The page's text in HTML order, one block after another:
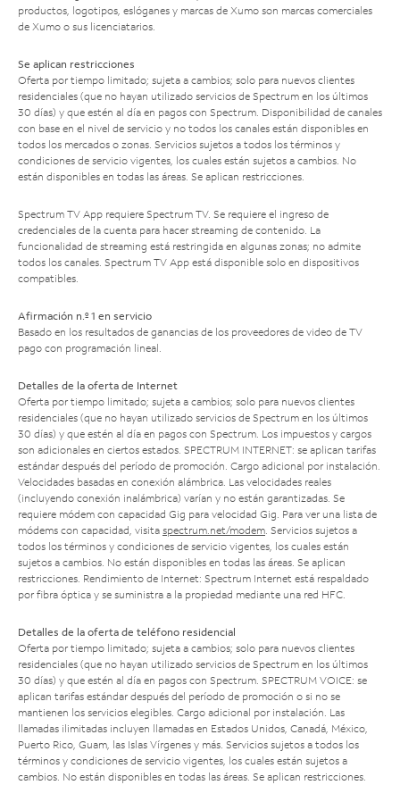
productos, logotipos, eslóganes y marcas de Xumo son marcas comerciales
de Xumo o sus licenciatarios.
Se aplican restricciones
Oferta por tiempo limitado; sujeta a cambios; solo para nuevos clientes
residenciales (que no hayan utilizado servicios de Spectrum en los últimos
30 días) y que estén al día en pagos con Spectrum. Disponibilidad de canales
con base en el nivel de servicio y no todos los canales están disponibles en
todos los mercados o zonas. Servicios sujetos a todos los términos y
condiciones de servicio vigentes, los cuales están sujetos a cambios. No
están disponibles en todas las áreas. Se aplican restricciones.
Spectrum TV App requiere Spectrum TV. Se requiere el ingreso de
credenciales de la cuenta para hacer streaming de contenido. La
funcionalidad de streaming está restringida en algunas zonas; no admite
todos los canales. Spectrum TV App está disponible solo en dispositivos
compatibles.
Afirmación n.º 1 en servicio
Basado en los resultados de ganancias de los proveedores de video de TV
pago con programación lineal.
Detalles de la oferta de Internet
Oferta por tiempo limitado; sujeta a cambios; solo para nuevos clientes
residenciales (que no hayan utilizado servicios de Spectrum en los últimos
30 días) y que estén al día en pagos con Spectrum. Los impuestos y cargos
son adicionales en ciertos estados. SPECTRUM INTERNET: se aplican tarifas
estándar después del período de promoción. Cargo adicional por instalación.
Velocidades basadas en conexión alámbrica. Las velocidades reales
(incluyendo conexión inalámbrica) varían y no están garantizadas. Se
requiere módem con capacidad Gig para velocidad Gig. Para ver una lista de
módems con capacidad, visita spectrum.net/modem. Servicios sujetos a
todos los términos y condiciones de servicio vigentes, los cuales están
sujetos a cambios. No están disponibles en todas las áreas. Se aplican
restricciones. Rendimiento de Internet: Spectrum Internet está respaldado
por fibra óptica y se suministra a la propiedad mediante una red HFC.
Detalles de la oferta de teléfono residencial
Oferta por tiempo limitado; sujeta a cambios; solo para nuevos clientes
residenciales (que no hayan utilizado servicios de Spectrum en los últimos
30 días) y que estén al día en pagos con Spectrum. SPECTRUM VOICE: se
aplican tarifas estándar después del período de promoción o si no se
mantienen los servicios elegibles. Cargo adicional por instalación. Las
llamadas ilimitadas incluyen llamadas en Estados Unidos, Canadá, México,
Puerto Rico, Guam, las Islas Vírgenes y más. Servicios sujetos a todos los
términos y condiciones de servicio vigentes, los cuales están sujetos a
cambios. No están disponibles en todas las áreas. Se aplican restricciones.